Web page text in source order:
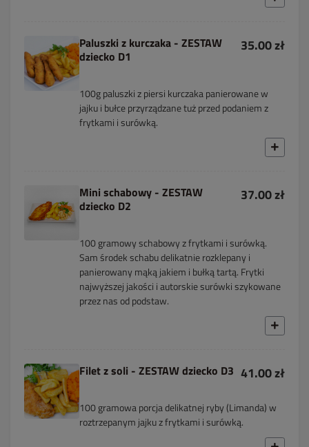
Paluszki z kurczaka - ZESTAW
dziecko D1
35.00 zł
100g paluszki z piersi kurczaka panierowane w
jajku i bułce przyrządzane tuż przed podaniem z
frytkami i surówką.
Mini schabowy - ZESTAW
dziecko D2
37.00 zł
100 gramowy schabowy z frytkami i surówką.
Sam środek schabu delikatnie rozklepany i
panierowany mąką jakiem i bułką tartą. Frytki
najwyższej jakości i autorskie surówki szykowane
przez nas od podstaw.
Filet z soli - ZESTAW dziecko D3 41.00 zł
100 gramowa porcja delikatnej ryby (Limanda) w
roztrzepanym jajku z frytkami i surówką.